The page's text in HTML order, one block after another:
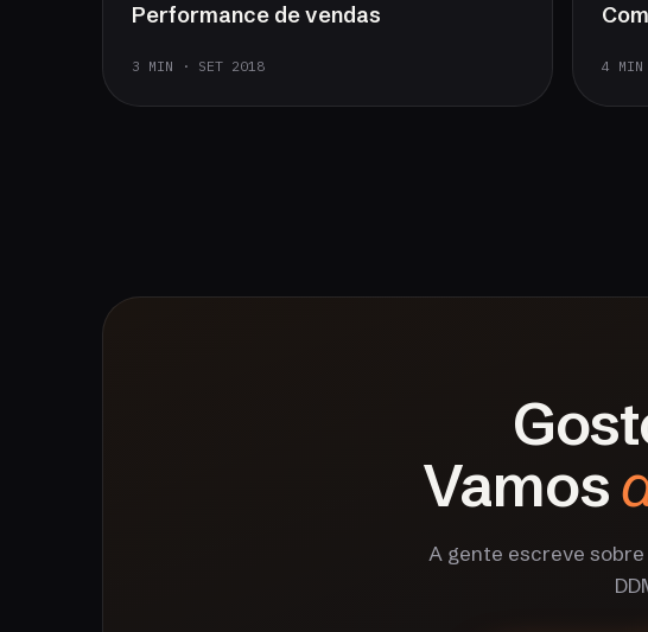
Performance de vendas
3 MIN · SET 2018 4
Vamos
A gente escreve